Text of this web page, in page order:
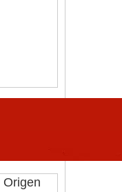
Origen